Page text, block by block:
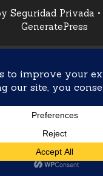
Seguridad Privada
GeneratePress
adscritas que
aplicables.
Política de